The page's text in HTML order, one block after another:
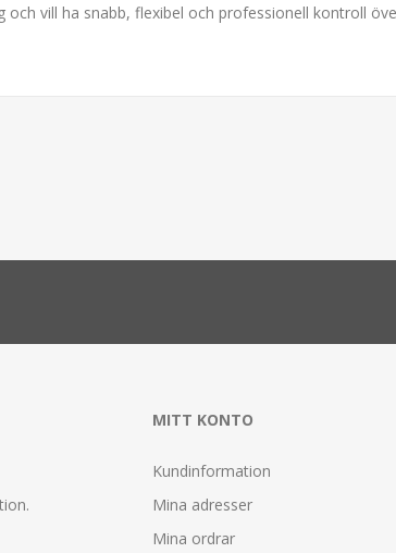
vill ha snabb, flexibel och professionell kontroll
MITT KONTO
Kundinformation
Mina adresser
Mina ordrar